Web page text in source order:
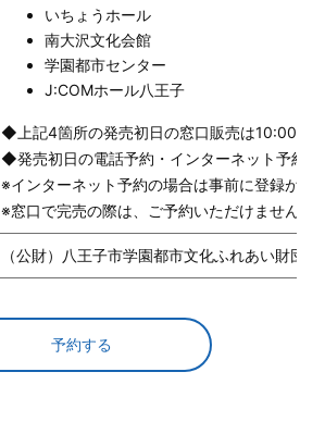
いちょうホール
南大沢文化会館
学園都市センター
J:COMホール八王子
◆上記4箇所の発売初日の窓口販売は10:00～
◆発売初日の電話予約・インターネット予約
※インターネット予約の場合は事前に登録が必
※窓口で完売の際は、ご予約いただけません。
（公財）八王子市学園都市文化ふれあい財
予約する